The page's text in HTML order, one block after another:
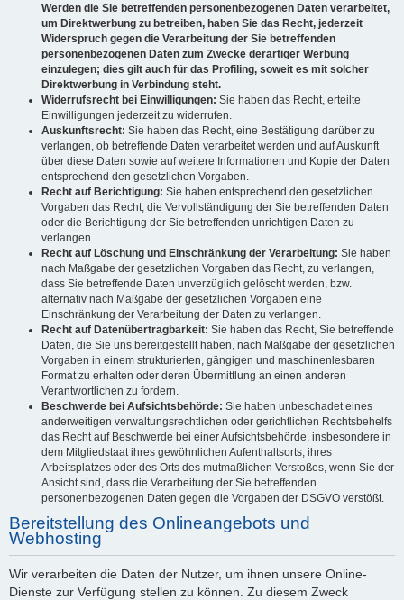
Werden die Sie betreffenden personenbezogenen Daten verarbeitet,
um Direktwerbung zu betreiben, haben Sie das Recht, jederzeit
Widerspruch gegen die Verarbeitung der Sie betreffenden
personenbezogenen Daten zum Zwecke derartiger Werbung
einzulegen; dies gilt auch für das Profiling, soweit es mit solcher
Direktwerbung in Verbindung steht.
Widerrufsrecht bei Einwilligungen: Sie haben das Recht, erteilte
Einwilligungen jederzeit zu widerrufen.
Auskunftsrecht: Sie haben das Recht, eine Bestätigung darüber zu
verlangen, ob betreffende Daten verarbeitet werden und auf Auskunft
über diese Daten sowie auf weitere Informationen und Kopie der Daten
entsprechend den gesetzlichen Vorgaben.
Recht auf Berichtigung: Sie haben entsprechend den gesetzlichen
Vorgaben das Recht, die Vervollständigung der Sie betreffenden Daten
oder die Berichtigung der Sie betreffenden unrichtigen Daten zu
verlangen.
Recht auf Löschung und Einschränkung der Verarbeitung: Sie haben
nach Maßgabe der gesetzlichen Vorgaben das Recht, zu verlangen,
dass Sie betreffende Daten unverzüglich gelöscht werden, bzw.
alternativ nach Maßgabe der gesetzlichen Vorgaben eine
Einschränkung der Verarbeitung der Daten zu verlangen.
Recht auf Datenübertragbarkeit: Sie haben das Recht, Sie betreffende
Daten, die Sie uns bereitgestellt haben, nach Maßgabe der gesetzlichen
Vorgaben in einem strukturierten, gängigen und maschinenlesbaren
Format zu erhalten oder deren Übermittlung an einen anderen
Verantwortlichen zu fordern.
Beschwerde bei Aufsichtsbehörde: Sie haben unbeschadet eines
anderweitigen verwaltungsrechtlichen oder gerichtlichen Rechtsbehelfs
das Recht auf Beschwerde bei einer Aufsichtsbehörde, insbesondere in
dem Mitgliedstaat ihres gewöhnlichen Aufenthaltsorts, ihres
Arbeitsplatzes oder des Orts des mutmaßlichen Verstoßes, wenn Sie der
Ansicht sind, dass die Verarbeitung der Sie betreffenden
personenbezogenen Daten gegen die Vorgaben der DSGVO verstößt.
Bereitstellung des Onlineangebots und
Webhosting
Wir verarbeiten die Daten der Nutzer, um ihnen unsere Online-
Dienste zur Verfügung stellen zu können. Zu diesem Zweck